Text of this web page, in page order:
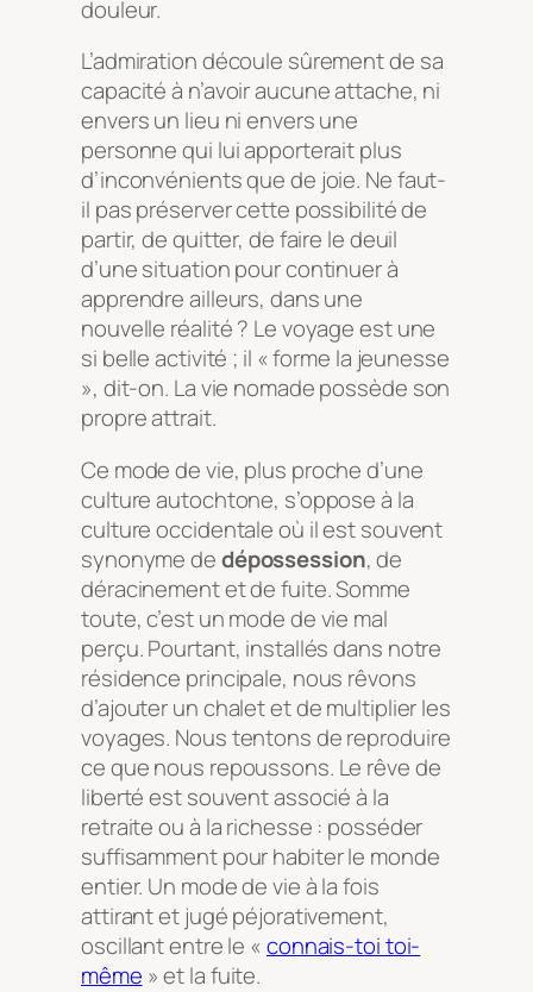
douleur.
L’admiration découle sûrement de sa
capacité à n’avoir aucune attache, ni
envers un lieu ni envers une
personne qui lui apporterait plus
d’inconvénients que de joie. Ne faut-
il pas préserver cette possibilité de
partir, de quitter, de faire le deuil
d’une situation pour continuer à
apprendre ailleurs, dans une
nouvelle réalité ? Le voyage est une
si belle activité ; il « forme la jeunesse
», dit-on. La vie nomade possède son
propre attrait.
Ce mode de vie, plus proche d’une
culture autochtone, s’oppose à la
culture occidentale où il est souvent
synonyme dedépossession, de
déracinement et de fuite. Somme
toute, c’est un mode de vie mal
perçu. Pourtant, installés dans notre
résidence principale, nous rêvons
d’ajouter un chalet et de multiplier les
voyages. Nous tentons de reproduire
ce que nous repoussons. Le rêve de
liberté est souvent associé à la
retraite ou à la richesse : posséder
suffisamment pour habiter le monde
entier. Un mode de vie à la fois
attirant et jugé péjorativement,
oscillant entre le « connais-toi toi-
même » et la fuite.